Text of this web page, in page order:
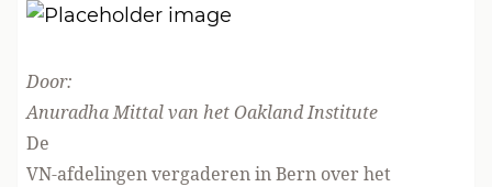
Door:
Anuradha Mittal van het Oakland Institute
De
VN-afdelingen vergaderen in Bern over het